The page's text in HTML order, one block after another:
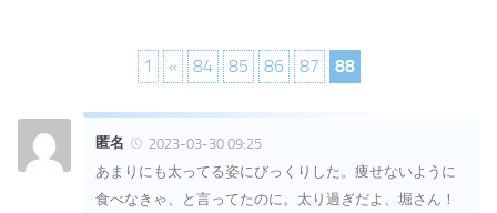
1 « 84 85 86 87 88
匿名
2023-03-30 09:25
あまりにも太ってる姿にびっくりした。痩せないように
食べなきゃ、と言ってたのに。太り過ぎだよ、堀さん！